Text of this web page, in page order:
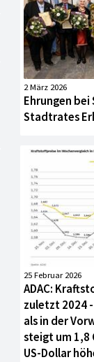
2 März 2026
Ehrungen
Stadtrates
25 Februar 2026
ADAC:
zuletzt 2024
als in der
steigt um 1,8
US-Dollar